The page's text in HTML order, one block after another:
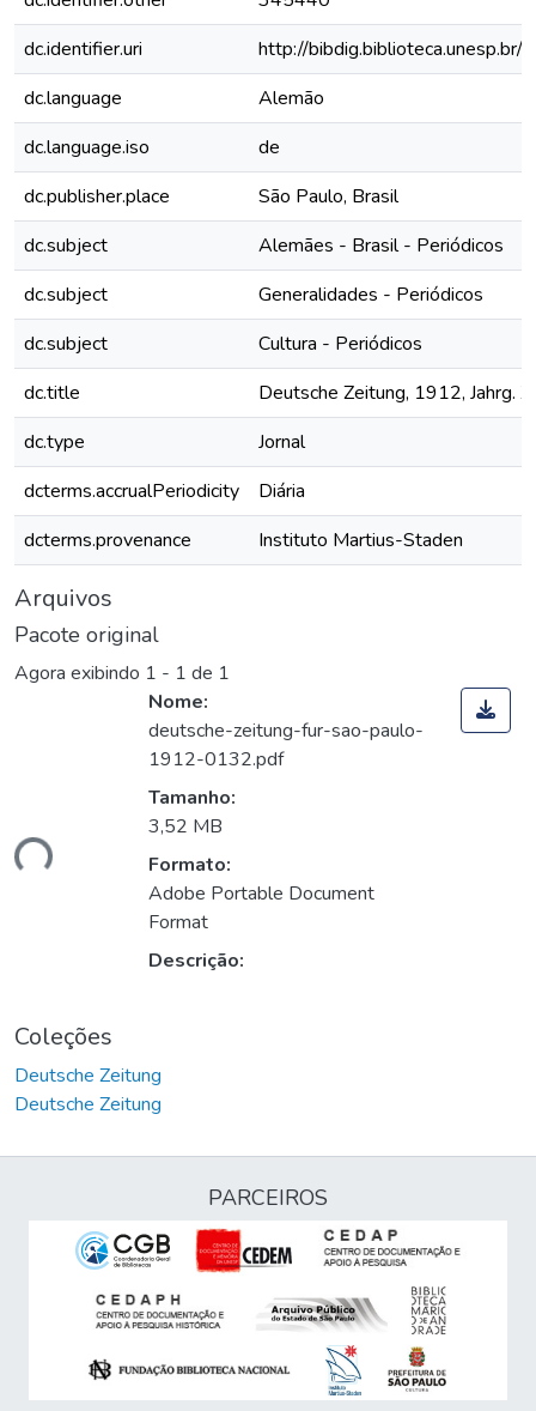
dc.identifier.uri
http://
dc.language
Alemão
dc.language.iso
de
dc.publisher.place
São Paulo, Brasil
dc.subject
Alemães - Brasil - Periódicos
dc.subject
Generalidades - Periódicos
dc.subject
Cultura - Periódicos
dc.title
Deutsche Zeitung, 1912, Jahrg.
dc.type
Jornal
dcterms.accrualPeriodicity
Diária
dcterms.provenance
Instituto Martius-Staden
Arquivos
Pacote original
Agora exibindo 1 - 1 de 1
Nome:
deutsche-zeitung-fur-sao-paulo-
1912-0132.pdf
Tamanho:
3,52 MB
Formato:
Adobe Portable Document
Format
Descrição:
Coleções
Deutsche Zeitung
Deutsche Zeitung
PARCEIROS